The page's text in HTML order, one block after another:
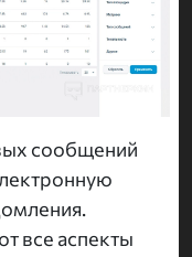
сообщений
все аспекты